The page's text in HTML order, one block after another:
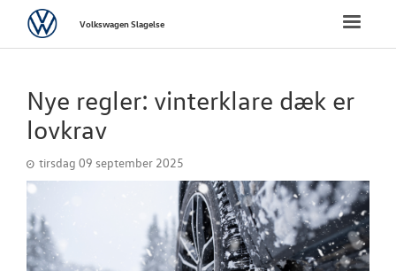
BRUGTE BILER
VÆRKSTED
Toggle
VolkswagenVolkswagen Slagelse
Nye regler: vinterklare dæk er
lovkrav
tirsdag 09 september 2025